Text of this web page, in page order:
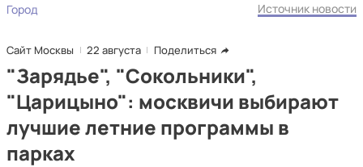
Город Источник новости
Сайт Москвы 22 августа Поделиться
"Зарядье", "Сокольники",
"Царицыно": москвичи выбирают
лучшие летние программы в
парках